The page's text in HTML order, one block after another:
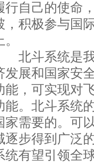
行自己的使命
，积极参与国
北斗系统是我
发展和国家安
能，可实现对
能。北斗系统
家需要的。可
逐步得到广泛
统有望引领全